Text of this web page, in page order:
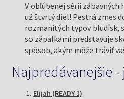
V obľúbenej sérii
už štvrtý diel! Pestrá zmes
rozmanitých typov bludísk,
so zápalkami predstavuje
spôsob, akým môže tráviť
Najpredávanejšie -
Elijah (READY 1)